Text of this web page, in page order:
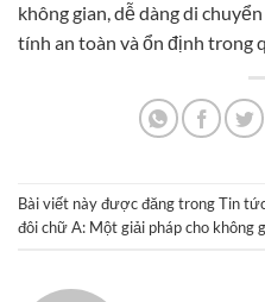
không gian, dễ dàng di
tính an toàn và ổn định trong
Bài viết này được đăng trongTin
đôi chữ A: Một giải pháp cho không